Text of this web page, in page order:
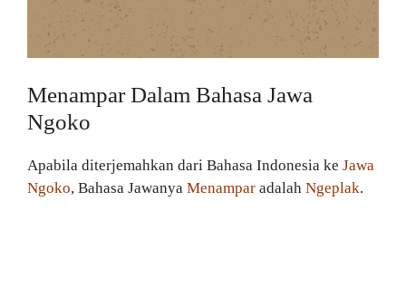
Menampar Dalam Bahasa Jawa
Ngoko
Apabila diterjemahkan dari Bahasa Indonesia ke Jawa
Ngoko, Bahasa Jawanya Menampar adalah Ngeplak.